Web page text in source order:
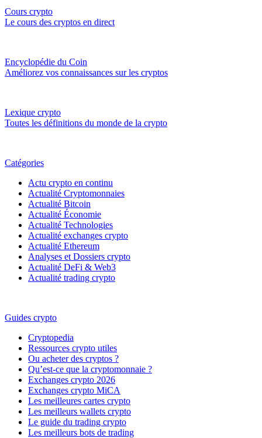
Cours crypto
Le cours des cryptos en direct
Encyclopédie du Coin
Améliorez vos connaissances sur les cryptos
Lexique crypto
Toutes les définitions du monde de la crypto
Catégories
Actu crypto en continu
Actualité Cryptomonnaies
Actualité Bitcoin
Actualité Économie
Actualité Technologies
Actualité exchanges crypto
Actualité Ethereum
Analyses et Dossiers crypto
Actualité DeFi & Web3
Actualité trading crypto
Guides crypto
Cryptopedia
Ressources crypto utiles
Ou acheter des cryptos ?
Qu’est-ce que la cryptomonnaie ?
Exchanges crypto 2026
Exchanges crypto MiCA
Les meilleures cartes crypto
Les meilleurs wallets crypto
Le guide du trading crypto
Les meilleurs bots de trading